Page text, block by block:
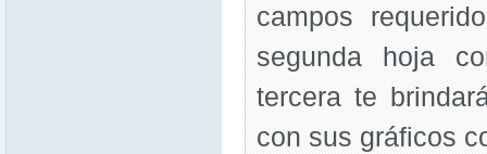
campos
segunda hoja
tercera te
con sus gráficos